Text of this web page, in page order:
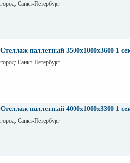
город: Санкт-Петербург
Стеллаж паллетный 3500х1000х3600 1
город: Санкт-Петербург
Стеллаж паллетный 4000х1000х3300 1
город: Санкт-Петербург